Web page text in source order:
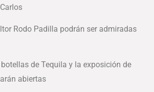
Rodo Padilla podrán ser admiradas
de Tequila y la exposición de
abiertas